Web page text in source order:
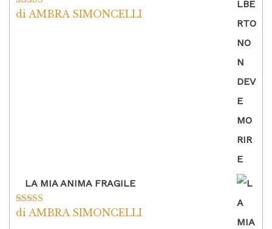
Valutato5su
di AMBRA SIMONCELLI
LA MIA ANIMA FRAGILE
Valutato5su
di AMBRA SIMONCELLI